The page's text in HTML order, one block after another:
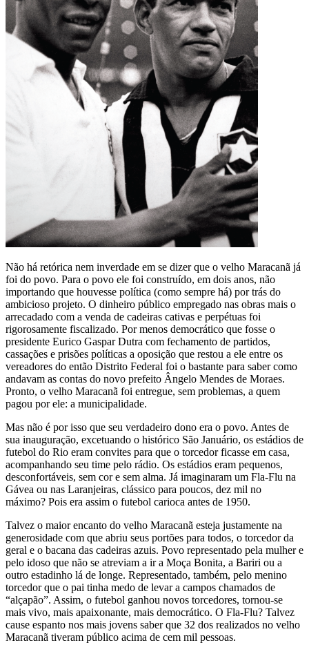
Não há retórica nem inverdade em se dizer que o velho Maracanã já
foi do povo. Para o povo ele foi construído, em dois anos, não
importando que houvesse política (como sempre há) por trás do
ambicioso projeto. O dinheiro público empregado nas obras mais o
arrecadado com a venda de cadeiras cativas e perpétuas foi
rigorosamente fiscalizado. Por menos democrático que fosse o
presidente Eurico Gaspar Dutra com fechamento de partidos,
cassações e prisões políticas a oposição que restou a ele entre os
vereadores do então Distrito Federal foi o bastante para saber como
andavam as contas do novo prefeito Ângelo Mendes de Moraes.
Pronto, o velho Maracanã foi entregue, sem problemas, a quem
pagou por ele: a municipalidade.
Mas não é por isso que seu verdadeiro dono era o povo. Antes de
sua inauguração, excetuando o histórico São Januário, os estádios de
futebol do Rio eram convites para que o torcedor ficasse em casa,
acompanhando seu time pelo rádio. Os estádios eram pequenos,
desconfortáveis, sem cor e sem alma. Já imaginaram um Fla-Flu na
Gávea ou nas Laranjeiras, clássico para poucos, dez mil no
máximo? Pois era assim o futebol carioca antes de 1950.
Talvez o maior encanto do velho Maracanã esteja justamente na
generosidade com que abriu seus portões para todos, o torcedor da
geral e o bacana das cadeiras azuis. Povo representado pela mulher e
pelo idoso que não se atreviam a ir a Moça Bonita, a Bariri ou a
outro estadinho lá de longe. Representado, também, pelo menino
torcedor que o pai tinha medo de levar a campos chamados de
“alçapão”. Assim, o futebol ganhou novos torcedores, tornou-se
mais vivo, mais apaixonante, mais democrático. O Fla-Flu? Talvez
cause espanto nos mais jovens saber que 32 dos realizados no velho
Maracanã tiveram público acima de cem mil pessoas.